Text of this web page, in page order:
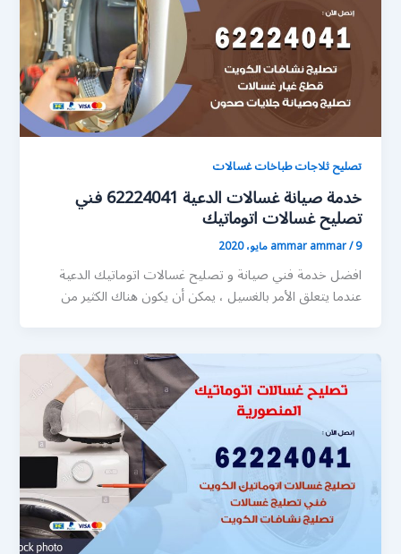
تصليح ثلاجات طباخات غسالات
خدمة صيانة غسالات الدعية 62224041 فني
تصليح غسالات اتوماتيك
ammar ammar/9 مايو، 2020
افضل خدمة فني صيانة و تصليح غسالات اتوماتيك الدعية
عندما يتعلق الأمر بالغسيل ، يمكن أن يكون هناك الكثير من